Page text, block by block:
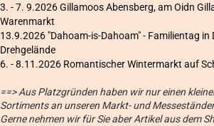
3. - 7. 9.2026 Gillamoos Abensberg, am Oidn
Warenmarkt
13.9.2026 "Dahoam-is-Dahoam" - Familientag in
Drehgelände
6. - 8.11.2026 Romantischer Wintermarkt auf
==> Aus Platzgründen haben wir nur einen
Sortiments an unseren Markt- und
Gerne nehmen wir für Sie aber Artikel aus dem